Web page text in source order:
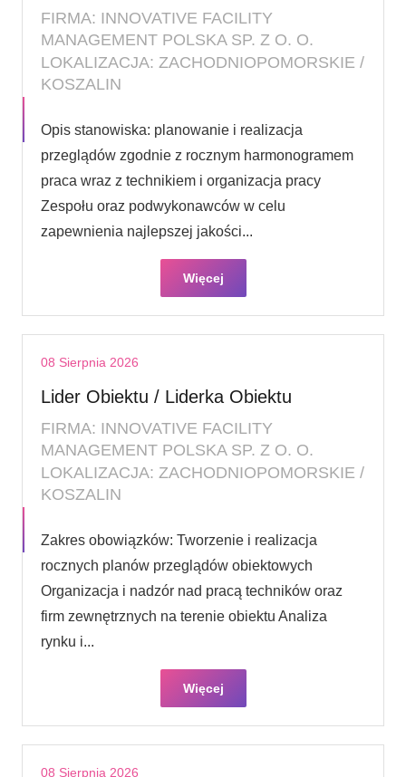
FIRMA: INNOVATIVE FACILITY
MANAGEMENT POLSKA SP. Z O. O.
LOKALIZACJA: ZACHODNIOPOMORSKIE /
KOSZALIN
Opis stanowiska: planowanie i realizacja
przeglądów zgodnie z rocznym harmonogramem
praca wraz z technikiem i organizacja pracy
Zespołu oraz podwykonawców w celu
zapewnienia najlepszej jakości...
Więcej
08 Sierpnia 2026
Lider Obiektu / Liderka Obiektu
FIRMA: INNOVATIVE FACILITY
MANAGEMENT POLSKA SP. Z O. O.
LOKALIZACJA: ZACHODNIOPOMORSKIE /
KOSZALIN
Zakres obowiązków: Tworzenie i realizacja
rocznych planów przeglądów obiektowych
Organizacja i nadzór nad pracą techników oraz
firm zewnętrznych na terenie obiektu Analiza
rynku i...
Więcej
08 Sierpnia 2026